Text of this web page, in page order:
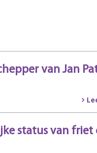
van Jan
status van friet